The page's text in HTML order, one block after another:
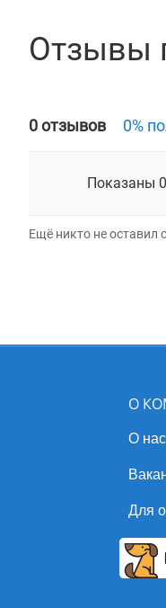
Отзывы
0 отзывов 0%
Показаны
Ещё никто не оставил
О
О нас
Для